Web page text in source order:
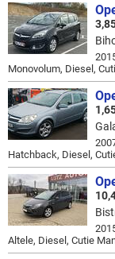
Monovolum, Diesel,
Hatchback, Diesel,
Altele, Diesel, Cutie